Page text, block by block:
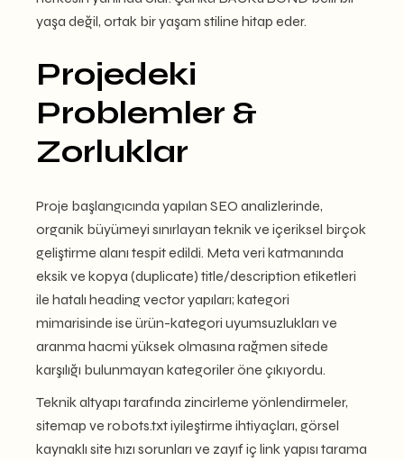
yaşa değil, ortak bir yaşam stiline hitap eder.
Projedeki
Problemler &
Zorluklar
Proje başlangıcında yapılan SEO analizlerinde,
organik büyümeyi sınırlayan teknik ve içeriksel birçok
geliştirme alanı tespit edildi. Meta veri katmanında
eksik ve kopya (duplicate) title/description etiketleri
ile hatalı heading vector yapıları; kategori
mimarisinde ise ürün-kategori uyumsuzlukları ve
aranma hacmi yüksek olmasına rağmen sitede
karşılığı bulunmayan kategoriler öne çıkıyordu.
Teknik altyapı tarafında zincirleme yönlendirmeler,
sitemap ve robots.txt iyileştirme ihtiyaçları, görsel
kaynaklı site hızı sorunları ve zayıf iç link yapısı tarama